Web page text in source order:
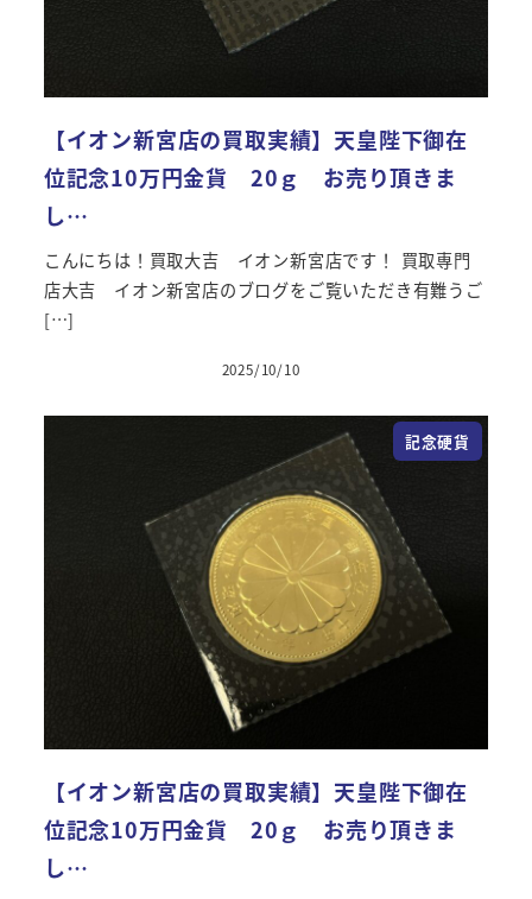
【イオン新宮店の買取実績】天皇陛下御在
位記念10万円金貨 20ｇ お売り頂きま
し…
こんにちは！買取大吉 イオン新宮店です！ 買取専門
店大吉 イオン新宮店のブログをご覧いただき有難うご
[…]
投稿日
2025/10/10
記念硬貨
【イオン新宮店の買取実績】天皇陛下御在
位記念10万円金貨 20ｇ お売り頂きま
し…